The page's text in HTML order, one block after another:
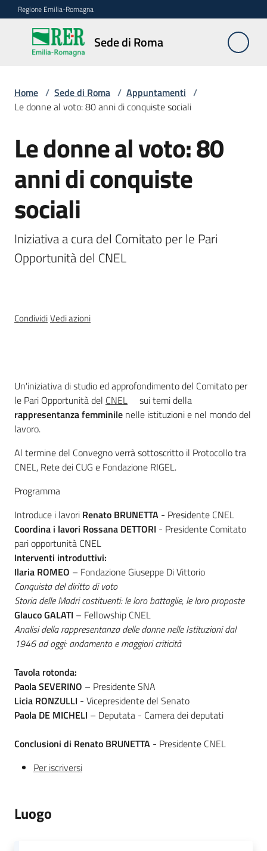
Vai al contenuto
Vai alla navigazione
Vai al footer
Regione Emilia-Romagna
Sede di Roma
Sede
di
della
interistituzionali
Newsletter
Seguici
Regione
Emilia-
Romagna
Novità
Servizi
Leggi Atti Bandi
Home / Sede di Roma / Appuntamenti /
Le donne al voto: 80 anni di conquiste sociali
Salta al contenuto
Le donne al voto: 80
anni di conquiste
sociali
Iniziativa a cura del Comitato per le Pari
Opportunità del CNEL
CondividiVedi azioni
Cos'è
Un'iniziativa di studio ed approfondimento del Comitato per
le Pari Opportunità del CNEL
sui temi della
rappresentanza femminile nelle istituzioni e nel mondo del
lavoro.
Al termine del Convegno verrà sottoscritto il Protocollo tra
CNEL, Rete dei CUG e Fondazione RIGEL.
Programma
Introduce i lavori Renato BRUNETTA - Presidente CNEL
Coordina i lavori Rossana DETTORI - Presidente Comitato
pari opportunità CNEL
Interventi introduttivi:
Ilaria ROMEO – Fondazione Giuseppe Di Vittorio
Conquista del diritto di voto
Storia delle Madri costituenti: le loro battaglie, le loro proposte
Glauco GALATI – Fellowship CNEL
Analisi della rappresentanza delle donne nelle Istituzioni dal
1946 ad oggi: andamento e maggiori criticità
Tavola rotonda:
Paola SEVERINO – Presidente SNA
Licia RONZULLI - Vicepresidente del Senato
Paola DE MICHELI – Deputata - Camera dei deputati
Conclusioni di Renato BRUNETTA - Presidente CNEL
Per iscriversi
Luogo